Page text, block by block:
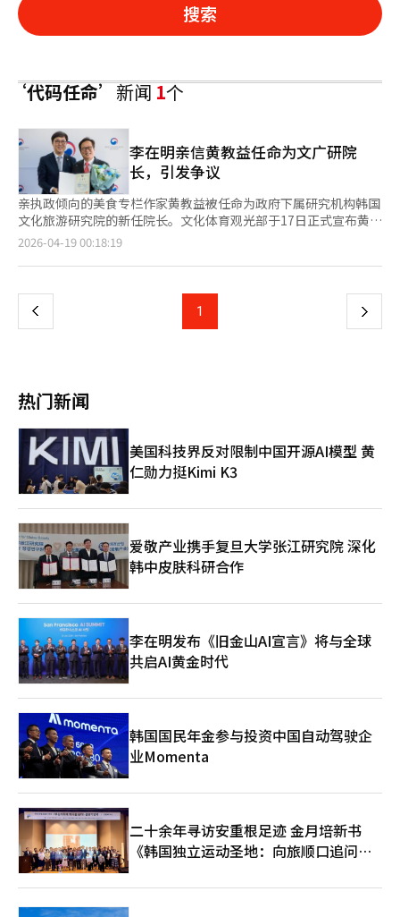
搜索
‘代码任命’新闻1个
李在明亲信黄教益任命为文广研院
长，引发争议
亲执政倾向的美食专栏作家黄教益被任命为政府下属研究机构韩国
文化旅游研究院的新任院长。文化体育观光部于17日正式宣布黄教
益的任命，称其具备深刻的洞察力和丰富的现场经验，是引领机构
因“报恩任命”争议而辞去京畿道旅游公司总裁职务的经历提出质
明总统在担任京畿道知事时期的亲信。2021年，他被李总统提名
为京畿道旅游公司总裁候选人，但因在野党的强烈反对和“空降任
控力和“代码任命”的信号。将一位没有专业研究经验的美食专栏
作家任命为研究文化艺术和旅游产业政策的核心国策研究机构的负
责人，被认为是罕见的。在野党和部分文化界人士对黄教益的过去
言论提出质疑。他在2022年总统选举期间将尹锡悦候选人比
作“伊藤博文”，将李在明候选人比作“安重根”，并将选举称
为“与亲日派的对决”，引发多次争议。此外，他在曹国前法务部
长的妻子郑敬心教授被判有罪后，发表支持言论，称其“走在耶稣
的道路上”，引发社会反响。文广研作为文化和旅游政策的研究机
构，要求高度的专业性和政治中立性。任命一位公开表达特定政治
倾向的人士为该机构负责人是否合适，引发批评。崔辉英文体部部
长提出的“创新和飞跃”理由难以消除“报恩任命”的标签。未
来，黄教益领导下的文广研将在两个方面面临考验。首先是K文化
政策的方向。黄教益对“韩食全球化”等饮食文化表现出浓厚兴
也可能通过大众化视角拓展K文化的外延。其次是研究机构的独立
性问题。国策研究机构的负责人由总统亲信担任，可能损害研究的
客观性和中立性。黄教益能否摆脱过去的政治色彩，展现平衡的领
导力，将是关键。此次任命象征性地展示了李在明政府的任命风
格，再次确认了重视“代码”和“信任”而非专业性的倾向。黄教
益未来如何领导文广研，将决定此次任命是被视为“突破性的实用
任命”还是“典型的空降任命失败案例”。文化艺术和旅游产业是
超越政权理念、决定国家长期品牌价值的重要领域。黄教益能否克
服过去言论引发的争议，为K文化的未来展示实质性成果，文化界
和政界的目光正聚焦于他。
2026-04-19 00:18:19
上
页
1 下
热门新闻
美国科技界反对限制中国开源AI模型 黄
仁勋力挺Kimi K3
爱敬产业携手复旦大学张江研究院 深化
韩中皮肤科研合作
李在明发布《旧金山AI宣言》将与全球
共启AI黄金时代
韩国国民年金参与投资中国自动驾驶企
业Momenta
二十余年寻访安重根足迹 金月培新书
《韩国独立运动圣地：向旅顺口追问历